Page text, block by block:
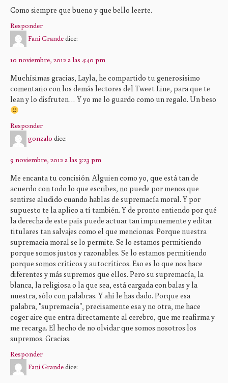
Como siempre que bueno y que bello leerte.
Responder
Fani Grandedice:
10 noviembre, 2012 a las 4:40 pm
Muchísimas gracias, Layla, he compartido tu generosísimo
comentario con los demás lectores del Tweet Line, para que te
lean y lo disfruten… Y yo me lo guardo como un regalo. Un beso
Responder
gonzalo dice:
9 noviembre, 2012 a las 3:23 pm
Me encanta tu concisión. Alguien como yo, que está tan de
acuerdo con todo lo que escribes, no puede por menos que
sentirse aludido cuando hablas de supremacía moral. Y por
supuesto te la aplico a tí también. Y de pronto entiendo por qué
la derecha de este país puede actuar tan impunemente y editar
titulares tan salvajes como el que mencionas: Porque nuestra
supremacía moral se lo permite. Se lo estamos permitiendo
porque somos justos y razonables. Se lo estamos permitiendo
porque somos críticos y autocríticos. Eso es lo que nos hace
diferentes y más supremos que ellos. Pero su supremacía, la
blanca, la religiosa o la que sea, está cargada con balas y la
nuestra, sólo con palabras. Y ahí le has dado. Porque esa
palabra, "supremacía", precisamente esa y no otra, me hace
coger aire que entra directamente al cerebro, que me reafirma y
me recarga. El hecho de no olvidar que somos nosotros los
supremos. Gracias.
Responder
Fani Grandedice: